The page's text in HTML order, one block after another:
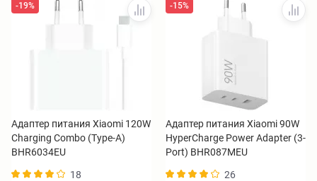
-19%
Адаптер питания Xiaomi 120W
Charging Combo (Type-A)
BHR6034EU
18
-15%
Адаптер питания Xiaomi 90W
HyperCharge Power Adapter (3-
Port) BHR087MEU
26